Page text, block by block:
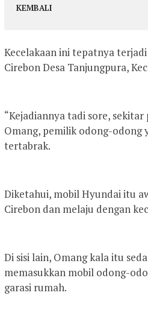
KEMBALI
Kecelakaan ini tepatnya
Cirebon Desa Tanjungpura,
“Kejadiannya tadi sore,
Omang, pemilik odong-odong
tertabrak.
Diketahui, mobil Hyundai itu
Cirebon dan melaju dengan
Di sisi lain, Omang kala itu
memasukkan mobil odong-
garasi rumah.